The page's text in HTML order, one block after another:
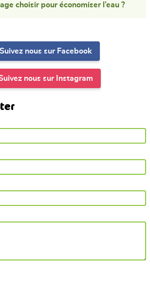
choisir pour économiser l’eau ?
Suivez nous sur Facebook
nous sur Instagram